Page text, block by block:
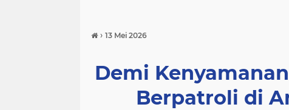
› 13 Mei 2026
Demi
Berpatroli di